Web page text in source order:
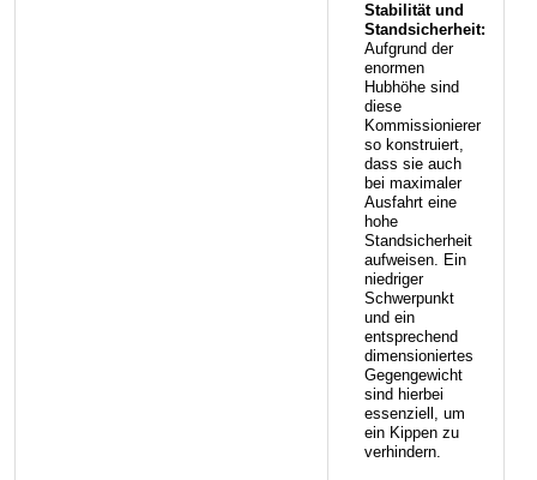
Stabilität und
Standsicherheit:
Aufgrund der
enormen
Hubhöhe sind
diese
Kommissionierer
so konstruiert,
dass sie auch
bei maximaler
Ausfahrt eine
hohe
Standsicherheit
aufweisen. Ein
niedriger
Schwerpunkt
und ein
entsprechend
dimensioniertes
Gegengewicht
sind hierbei
essenziell, um
ein Kippen zu
verhindern.